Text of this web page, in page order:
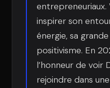
Contact
entrepreneuriaux.
inspirer son
énergie, sa
positivisme. En
l’honneur de voir
rejoindre dans